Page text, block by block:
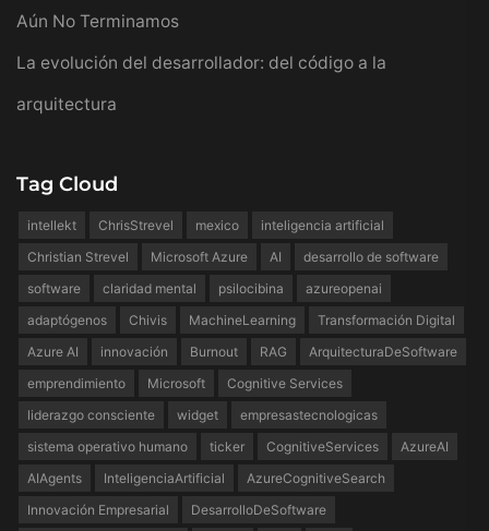
Aún No Terminamos
La evolución del desarrollador: del código a la
arquitectura
Tag Cloud
intellekt ChrisStrevel mexico
inteligencia artificial
Christian Strevel
Microsoft Azure AI
desarrollo de software
software
claridad mental psilocibina
azureopenai
adaptógenos
Chivis MachineLearning
Transformación Digital
Azure AI
innovación Burnout RAG
ArquitecturaDeSoftware
emprendimiento
Microsoft
Cognitive Services
liderazgo consciente
widget
empresastecnologicas
sistema operativo humano
ticker CognitiveServices
AzureAI
AIAgents
InteligenciaArtificial
AzureCognitiveSearch
Innovación Empresarial
DesarrolloDeSoftware